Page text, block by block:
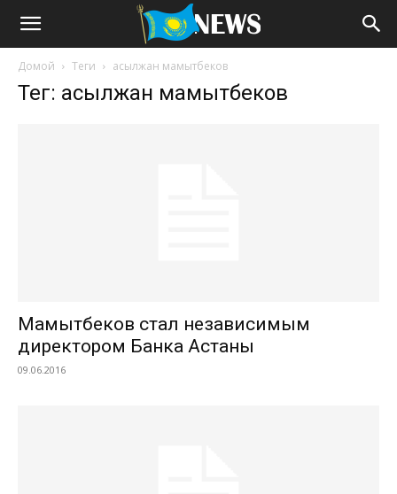
Домой Теги асылжан мамытбеков
Тег: асылжан мамытбеков
Мамытбеков стал независимым
директором Банка Астаны
09.06.2016